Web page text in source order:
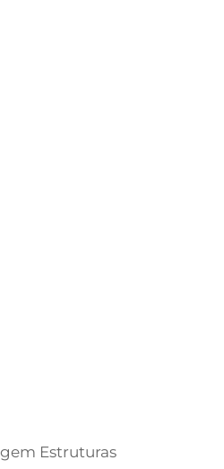
Estruturas